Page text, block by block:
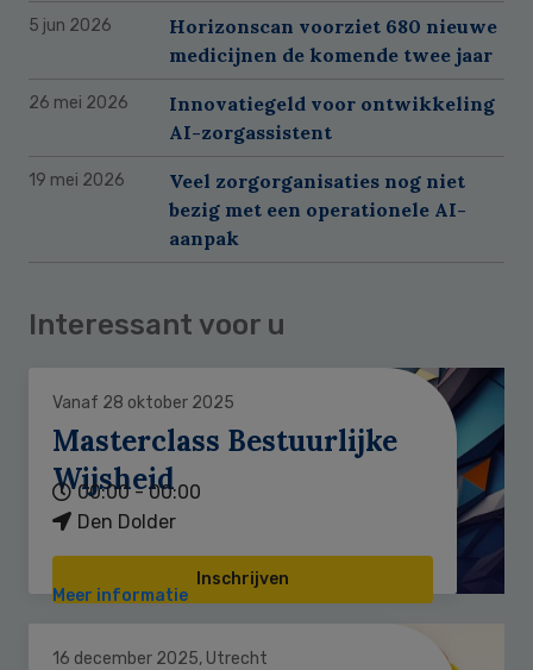
5 jun 2026
Horizonscan voorziet 680 nieuwe
medicijnen de komende twee jaar
26 mei 2026
Innovatiegeld voor ontwikkeling
AI-zorgassistent
19 mei 2026
Veel zorgorganisaties nog niet
bezig met een operationele AI-
aanpak
Interessant voor u
Vanaf 28 oktober 2025
Masterclass Bestuurlijke
Wijsheid
00:00 - 00:00
Den Dolder
Inschrijven
Meer informatie
16 december 2025, Utrecht